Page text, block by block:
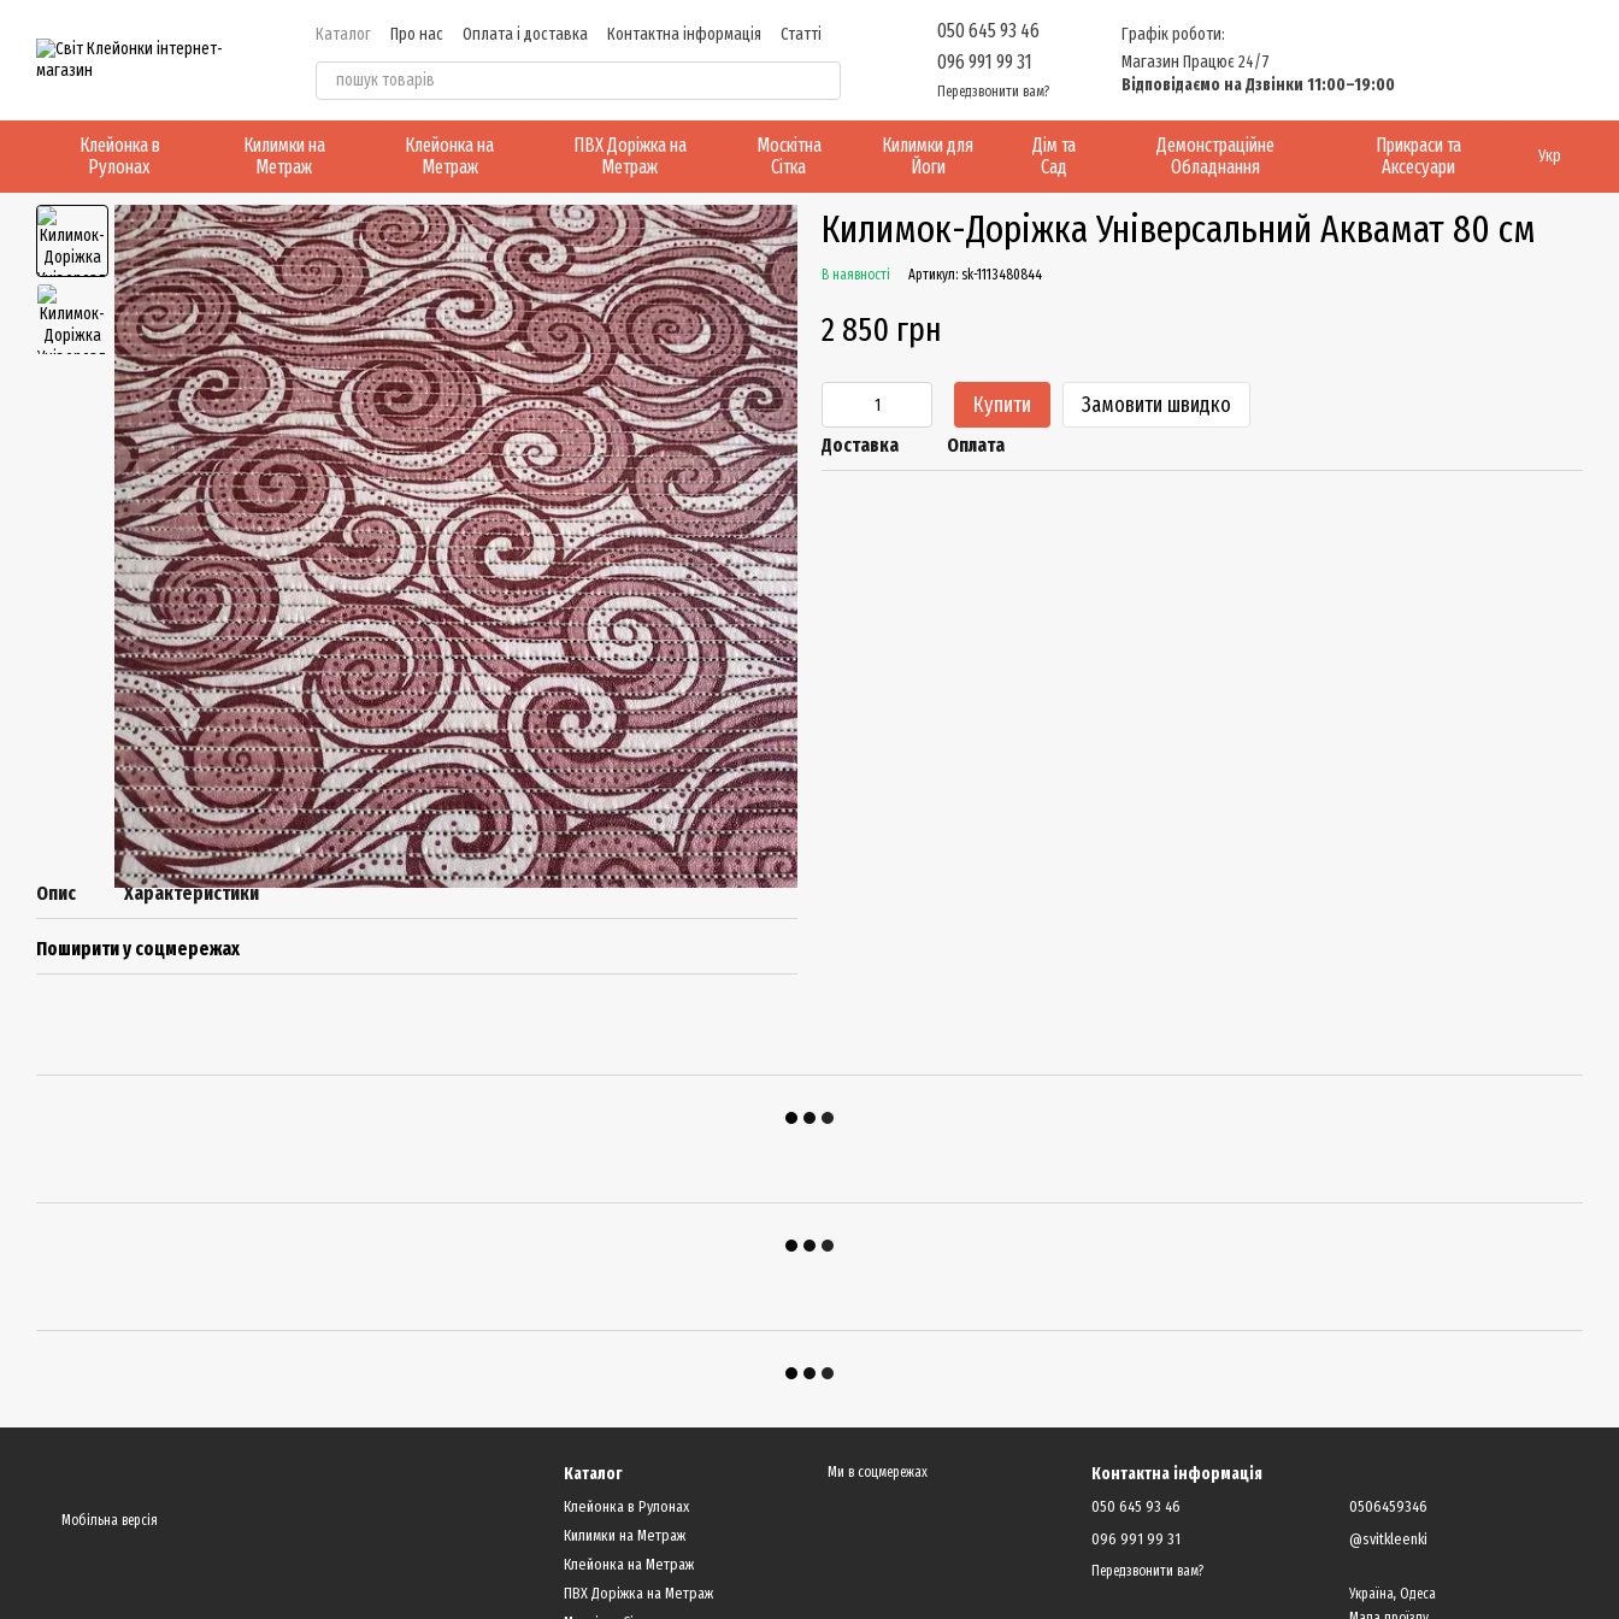
Каталог Про нас Оплата і доставка Контактна інформація Статті
050 645 93 46
096 991 99 31
Передзвонити вам?
Графік роботи:
Магазин Працює 24/7
Відповідаємо на Дзвінки 11:00–19:00
Клейонка в
Рулонах
Килимки на
Метраж
Клейонка на
Метраж
ПВХ Доріжка на
Метраж
Москітна
Сітка
Килимки для
Йоги
Дім та
Сад
Демонстраційне
Обладнання
Прикраси та
Аксесуари
Укр
Опис Характеристики
Поширити у соцмережах
Килимок-Доріжка Універсальний Аквамат 80 см
В наявності Артикул: sk-1113480844
2 850 грн
Купити Замовити швидко
Доставка Оплата
Мобільна версія
Каталог
Клейонка в Рулонах
Килимки на Метраж
Клейонка на Метраж
ПВХ Доріжка на Метраж
Ми в соцмережах Контактна інформація
050 645 93 46
096 991 99 31
Передзвонити вам?
0506459346
@svitkleenki
Україна, Одеса